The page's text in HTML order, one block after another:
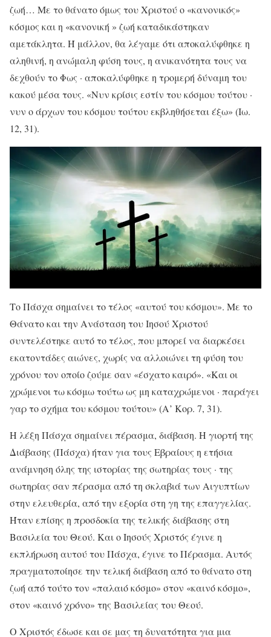
ζωή… Με το θάνατο όμως του Χριστού ο «κανονικός»
κόσμος και η «κανονική » ζωή καταδικάστηκαν
αμετάκλητα. Ή μάλλον, θα λέγαμε ότι αποκαλύφθηκε η
αληθινή, η ανώμαλη φύση τους, η ανικανότητα τους να
δεχθούν το Φως · αποκαλύφθηκε η τρομερή δύναμη του
κακού μέσα τους. «Νυν κρίσις εστίν του κόσμου τούτου ·
νυν ο άρχων του κόσμου τούτου εκβληθήσεται έξω» (Ιω.
12, 31).
Το Πάσχα σημαίνει το τέλος «αυτού του κόσμου». Με το
Θάνατο και την Ανάσταση του Ιησού Χριστού
συντελέστηκε αυτό το τέλος, που μπορεί να διαρκέσει
εκατοντάδες αιώνες, χωρίς να αλλοιώνει τη φύση του
χρόνου τον οποίο ζούμε σαν «έσχατο καιρό». «Και οι
χρώμενοι τω κόσμω τούτω ως μη καταχρώμενοι · παράγει
γαρ το σχήμα του κόσμου τούτου» (Α’ Κορ. 7, 31).
Η λέξη Πάσχα σημαίνει πέρασμα, διάβαση. Η γιορτή της
Διάβασης (Πάσχα) ήταν για τους Εβραίους η ετήσια
ανάμνηση όλης της ιστορίας της σωτηρίας τους · της
σωτηρίας σαν πέρασμα από τη σκλαβιά των Αιγυπτίων
στην ελευθερία, από την εξορία στη γη της επαγγελίας.
Ήταν επίσης η προσδοκία της τελικής διάβασης στη
Βασιλεία του Θεού. Και ο Ιησούς Χριστός έγινε η
εκπλήρωση αυτού του Πάσχα, έγινε το Πέρασμα. Αυτός
πραγματοποίησε την τελική διάβαση από το θάνατο στη
ζωή από τούτο τον «παλαιό κόσμο» στον «καινό κόσμο»,
στον «καινό χρόνο» της Βασιλείας του Θεού.
Ο Χριστός έδωσε και σε μας τη δυνατότητα για μια